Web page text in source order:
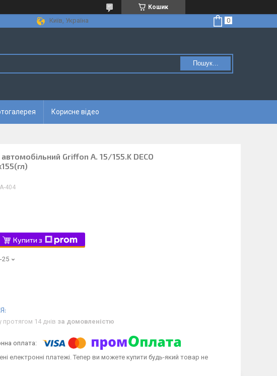
Кошик
Київ, Україна
Пошук...
Корисне відео
Griffon A. 15/155.K DECO
404
Купити з
25
14 днів за домовленістю
електронні платежі. Тепер ви можете купити будь-який товар не